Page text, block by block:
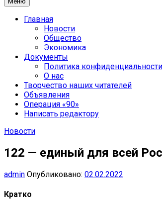
Главная
Новости
Общество
Экономика
Документы
Политика конфиденциальности
О нас
Творчество наших читателей
Объявления
Операция «90»
Написать редактору
Новости
122 — единый для всей
admin Опубликовано: 02.02.2022
Кратко